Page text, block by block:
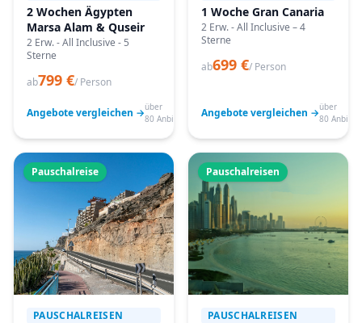
2 Wochen Ägypten
Marsa Alam & Quseir
2 Erw. - All Inclusive - 5
Sterne
ab799 €/ Person
Angebote vergleichen →über
80 Anbieter
1 Woche Gran Canaria
2 Erw. - All Inclusive – 4
Sterne
ab699 €/ Person
Angebote vergleichen →über
80
Pauschalreise
PAUSCHALREISEN
Pauschalreisen
PAUSCHALREISEN